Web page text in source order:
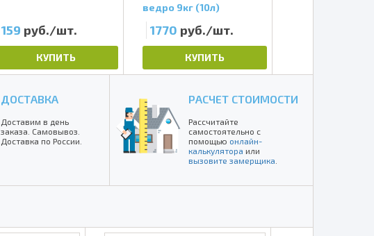
159 руб./шт.
КУПИТЬ
ведро 9кг (10л)
1770 руб./шт.
КУПИТЬ
ДОСТАВКА
Доставим в день
заказа. Самовывоз.
Доставка по России.
РАСЧЕТ СТОИМОСТИ
Рассчитайте
самостоятельно с
помощью онлайн-
калькулятора или
вызовите замерщика